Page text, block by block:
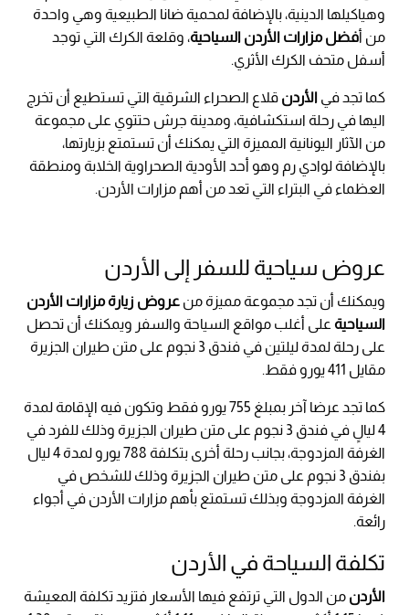
وهياكيلها الدينية، بالإضافة لمحمية ضانا الطبيعية وهي واحدة
من أفضل مزارات الأردن السياحية، وقلعة الكرك التي توجد
أسفل متحف الكرك الأثري.
كما تجد في الأردن قلاع الصحراء الشرقية التي تستطيع أن تخرج
اليها في رحلة استكشافية، ومدينة جرش حتتوي على مجموعة
من الآثار اليونانية المميزة التي يمكنك أن تستمتع بزيارتها،
بالإضافة لوادي رم وهو أحد الأودية الصحراوية الخلابة ومنطقة
العظماء في البتراء التي تعد من أهم مزارات الأردن.
عروض سياحية للسفر إلى الأردن
ويمكنك أن تجد مجموعة مميزة من عروض زيارة مزارات الأردن
السياحية على أغلب مواقع السياحة والسفر ويمكنك أن تحصل
على رحلة لمدة ليلتين في فندق 3 نجوم على متن طيران الجزيرة
مقايل 411 يورو فقط.
كما تجد عرضا آخر بمبلغ 755 يورو فقط وتكون فيه الإقامة لمدة
4 ليالٍ في فندق 3 نجوم على متن طيران الجزيرة وذلك للفرد في
الغرفة المزدوجة، بجانب رحلة أخرى بتكلفة 788 يورو لمدة 4 ليال
بفندق 3 نجوم على متن طيران الجزيرة وذلك للشخص في
الغرفة المزدوجة وبذلك تستمتع بأهم مزارات الأردن في أجواء
رائعة.
تكلفة السياحة في الأردن
الأردن من الدول التي ترتفع فيها الأسعار فتزيد تكلفة المعيشة